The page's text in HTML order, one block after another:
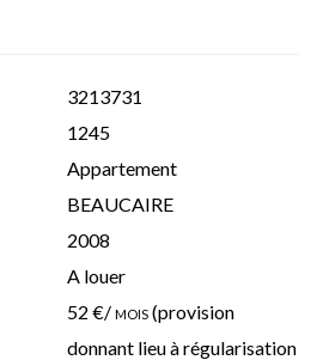
3213731
1245
Appartement
BEAUCAIRE
2008
A louer
52 €/mois(provision
donnant lieu à régularisation